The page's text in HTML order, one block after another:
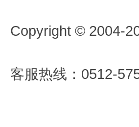
Copyright © 2004-
客服热线：0512-